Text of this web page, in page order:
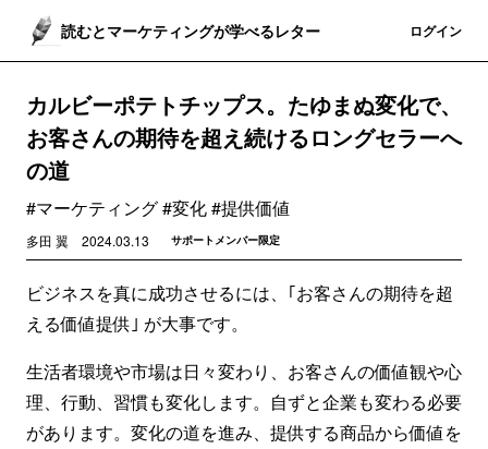
読むとマーケティングが学べるレター ログイン
カルビーポテトチップス。たゆまぬ変化で、
お客さんの期待を超え続けるロングセラーへ
の道
#マーケティング #変化 #提供価値
多田 翼 2024.03.13 サポートメンバー限定
ビジネスを真に成功させるには、｢お客さんの期待を超
える価値提供｣ が大事です。
生活者環境や市場は日々変わり、お客さんの価値観や心
理、行動、習慣も変化します。自ずと企業も変わる必要
があります。変化の道を進み、提供する商品から価値を